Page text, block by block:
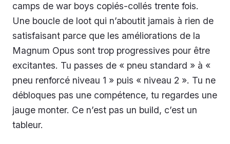
camps de war boys copiés-collés trente fois.
Une boucle de loot qui n’aboutit jamais à rien de
satisfaisant parce que les améliorations de la
Magnum Opus sont trop progressives pour être
excitantes. Tu passes de « pneu standard » à «
pneu renforcé niveau 1 » puis « niveau 2 ». Tu ne
débloques pas une compétence, tu regardes une
jauge monter. Ce n’est pas un build, c’est un
tableur.